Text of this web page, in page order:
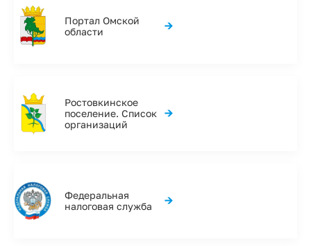
Портал Омской
области
→
Ростовкинское
поселение. Список
организаций
→
Федеральная
налоговая служба
→